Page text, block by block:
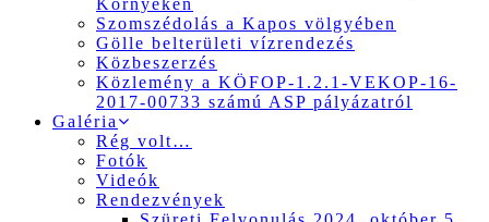
Környékén
Szomszédolás a Kapos völgyében
Gölle belterületi vízrendezés
Közbeszerzés
Közlemény a KÖFOP-1.2.1-VEKOP-16-
2017-00733 számú ASP pályázatról
Galéria
Rég volt…
Fotók
Videók
Rendezvények